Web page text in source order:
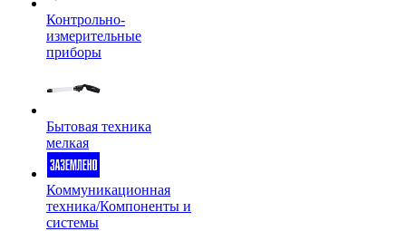
Контрольно-
измерительные
приборы
Бытовая техника
мелкая
Коммуникационная
техника/Компоненты и
системы